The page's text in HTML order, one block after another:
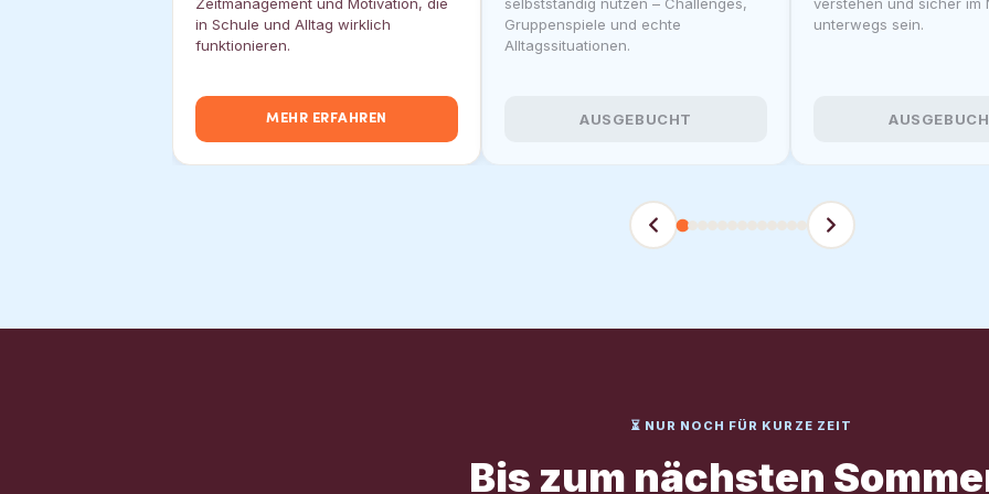
Zeitmanagement und Motivation, die
in Schule und Alltag wirklich
funktionieren.
MEHR ERFAHREN
selbstständig nutzen – Challenges,
Gruppenspiele und echte
Alltagssituationen.
AUSGEBUCHT
verstehen und sicher im
unterwegs sein.
⏳ NUR NOCH FÜR KURZE ZEIT
Bis zum nächsten